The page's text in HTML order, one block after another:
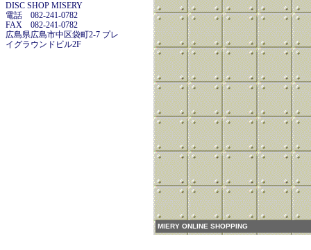
DISC SHOP MISERY
電話 082-241-0782
FAX 082-241-0782
広島県広島市中区袋町2-7 プレ
イグラウンドビル2F
MIERY ONLINE SHOPPING